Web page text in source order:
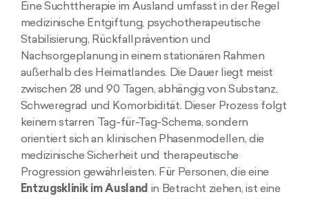
Eine Suchttherapie im Ausland umfasst in der Regel
medizinische Entgiftung, psychotherapeutische
Stabilisierung, Rückfallprävention und
Nachsorgeplanung in einem stationären Rahmen
außerhalb des Heimatlandes. Die Dauer liegt meist
zwischen 28 und 90 Tagen, abhängig von Substanz,
Schweregrad und Komorbidität. Dieser Prozess folgt
keinem starren Tag-für-Tag-Schema, sondern
orientiert sich an klinischen Phasenmodellen, die
medizinische Sicherheit und therapeutische
Progression gewährleisten. Für Personen, die eine
Entzugsklinik im Ausland in Betracht ziehen, ist eine